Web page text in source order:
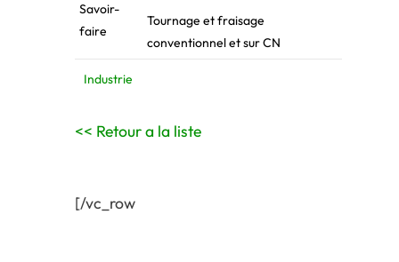
Savoir-
faire
Tournage et fraisage
conventionnel et sur CN
Industrie
<< Retour a la liste
[/vc_row